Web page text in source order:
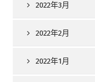
2022年3月
2022年2月
2022年1月